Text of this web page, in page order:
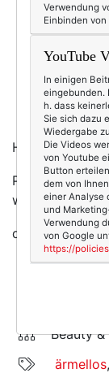
HACH!
PS!!! Oh, nein!!
was von fies,
du! :-(
Beauty &
ärmellos,
Verwendung
Einbinden
YouTube
In einigen
eingebunden.
h. dass
Sie sich dazu
Wiedergabe
Die Videos
von Youtube
Button
dem von
einer Analyse
und
Verwendung
von Google
https://